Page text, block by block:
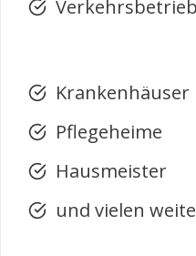
Krankenhäuser
Pflegeheime
Hausmeister
und vielen